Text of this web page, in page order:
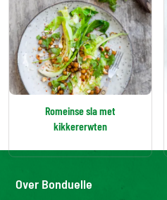
Romeinse sla met
kikkererwten
Over Bonduelle